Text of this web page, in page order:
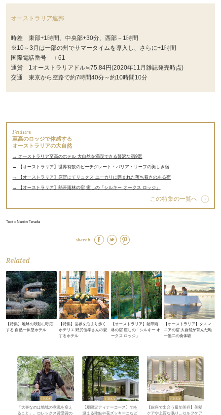
オーストラリア連邦
時差 東部+1時間、中央部+30分、西部－1時間
※10～3月は一部の州でサマータイムを導入し、さらに+1時間
国際電話番号 ＋61
通貨 1オーストラリアドル≒75.84円(2020年11月雑誌発売時点)
交通 東京から空路で約7時間40分～約10時間10分
Feature
至高のロッジで体感する
オーストラリアの大自然
→ オーストラリア至高のホテル 大自然を満喫できる贅沢な宿9選
→ 【オーストラリア】世界有数のビーチグレート・バリア・リーフの美しき宿
→ 【オーストラリア】原野にてリュクス ユーカリに囲まれた落ち着きのある宿
→ 【オーストラリア】熱帯雨林の宿 癒しの「シルキー オークス ロッジ」
この特集の一覧へ
Text＝Naoko Terada
Share it
Related
【特集】地球の鼓動に呼応
する 自然一体型ホテル
【特集】世界を泊まり歩く
ホテリエ 野尻佳孝さんの愛
するホテル
【オーストラリア】熱帯雨
林の宿 癒しの「シルキー オ
ークス ロッジ」
【オーストラリア】タスマ
ニアの宿 大自然が育んだ唯
一無二の食体験
「大事なのは地域の意識を変え
ること」。ロレックス賞受賞の
【夏限定ディナーコース】旬を
迎える稚鮎や花ズッキーニなど
【銀座で出合う最旬美容】美髪
ケアや上質な眠り…セルフケア